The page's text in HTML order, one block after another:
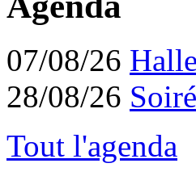
07/08/26
28/08/26
Tout l'agenda